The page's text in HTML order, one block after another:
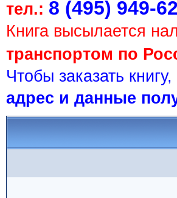
тел.: 8 (495) 949-
Книга высылается
транспортом по
Чтобы заказать
адрес и данные